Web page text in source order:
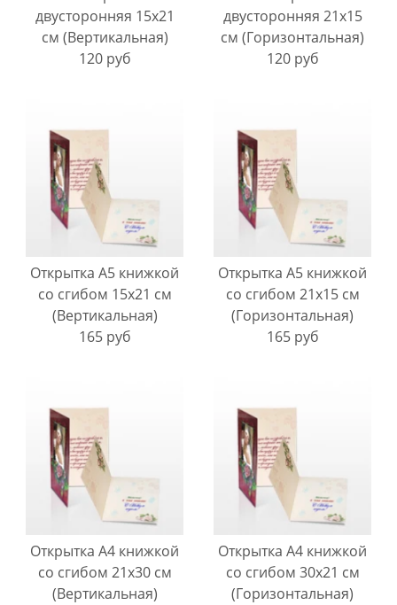
двусторонняя 15х21
см (Вертикальная)
120 руб
двусторонняя 21х15
см (Горизонтальная)
120 руб
Открытка А5 книжкой
со сгибом 15х21 см
(Вертикальная)
165 руб
Открытка А5 книжкой
со сгибом 21х15 см
(Горизонтальная)
165 руб
Открытка А4 книжкой
со сгибом 21х30 см
(Вертикальная)
Открытка А4 книжкой
со сгибом 30х21 см
(Горизонтальная)